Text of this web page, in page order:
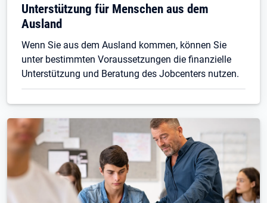
Unterstützung für Menschen aus dem
Ausland
Wenn Sie aus dem Ausland kommen, können Sie
unter bestimmten Voraussetzungen die finanzielle
Unterstützung und Beratung des Jobcenters nutzen.